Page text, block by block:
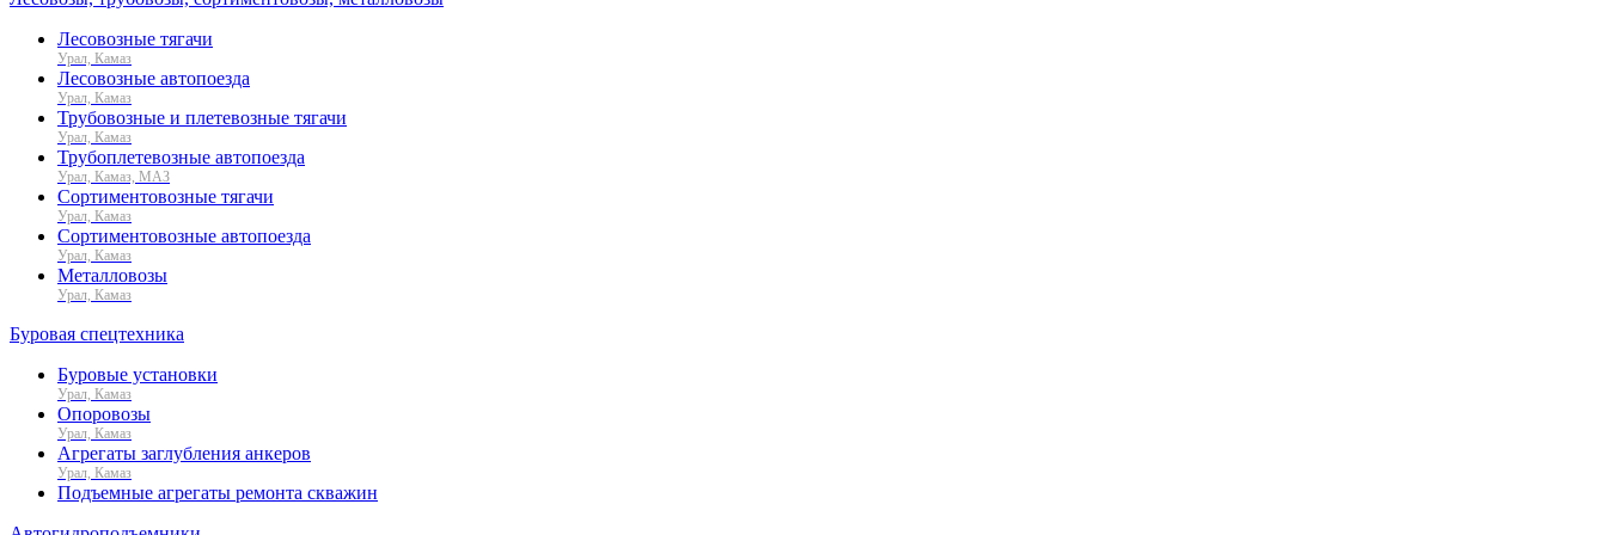
Лесовозные тягачи
Урал, Камаз
Лесовозные автопоезда
Урал, Камаз
Трубовозные и плетевозные тягачи
Урал, Камаз
Трубоплетевозные автопоезда
Урал, Камаз, МАЗ
Сортиментовозные тягачи
Урал, Камаз
Сортиментовозные автопоезда
Урал, Камаз
Металловозы
Урал, Камаз
Буровая спецтехника
Буровые установки
Урал, Камаз
Опоровозы
Урал, Камаз
Агрегаты заглубления анкеров
Урал, Камаз
Подъемные агрегаты ремонта скважин